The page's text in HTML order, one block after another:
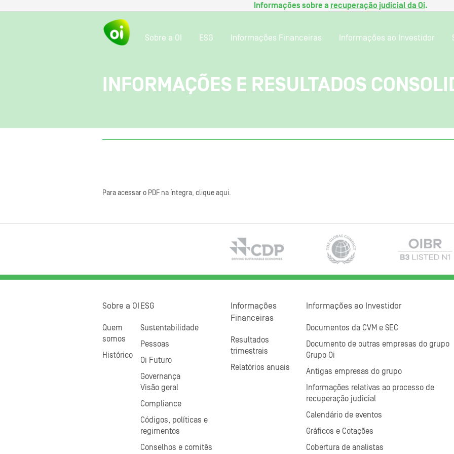
Informações sobre a recuperação judicial da Oi.
Sobre a OI ESG Informações Financeiras Informações ao Investidor
INFORMAÇÕES E RESULTADOS
Para acessar o PDF na íntegra, clique aqui.
Sobre a OI
Quem
somos
Histórico
ESG
Sustentabilidade
Pessoas
Oi Futuro
Governança
Visão geral
Compliance
Códigos, políticas e
regimentos
Conselhos e comitês
Informações
Financeiras
Resultados
trimestrais
Relatórios anuais
Informações ao Investidor
Documentos da CVM e SEC
Documento de outras empresas do grupo
Grupo Oi
Antigas empresas do grupo
Informações relativas ao processo de
recuperação judicial
Calendário de eventos
Gráficos e Cotações
Cobertura de analistas